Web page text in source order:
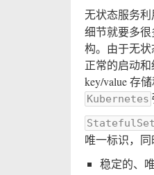
无状态服务
细节就要多
构。由于无状
正常的启动
key/value 存
Kubernetes
StatefulSet
唯一标识，同
稳定的、